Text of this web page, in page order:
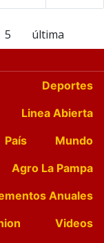
5 última
Deportes
Linea Abierta
País
Mundo
Agro La Pampa
Anuales
Videos